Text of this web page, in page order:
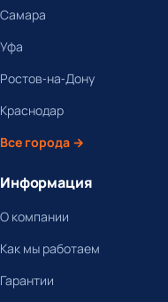
Самара
Уфа
Ростов-на-Дону
Краснодар
Все города →
Информация
О компании
Как мы работаем
Гарантии